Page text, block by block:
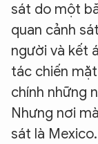
sát do một
quan cảnh
người và kết
tác chiến
chính những
Nhưng nơi
sát là